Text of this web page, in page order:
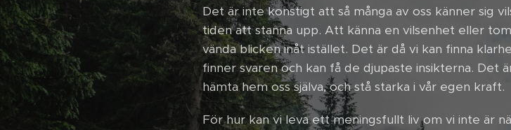
Det är inte konstigt att så många av oss känner sig
tiden att stanna upp. Att känna en vilsenhet eller
vända blicken inåt istället. Det är då vi kan finna
finner svaren och kan få de djupaste insikterna. Det
hämta hem oss själva, och stå starka i vår egen kraft.
För hur kan vi leva ett meningsfullt liv om vi inte är